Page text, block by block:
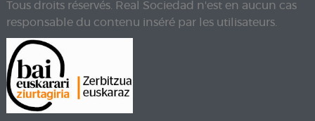
Tous droits réservés. Real Sociedad n'est en aucun cas
responsable du contenu inséré par les utilisateurs.